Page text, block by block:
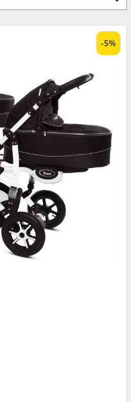
-5%